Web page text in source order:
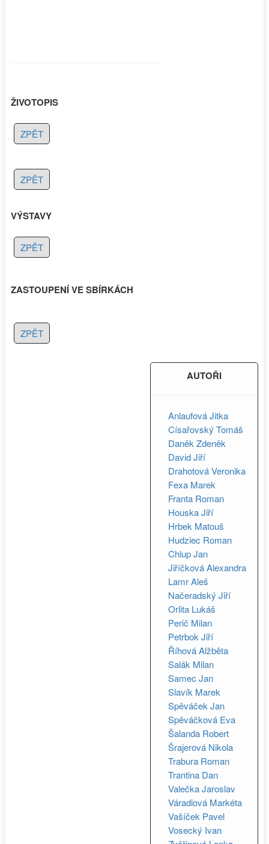
ŽIVOTOPIS
ZPĚT
ZPĚT
VÝSTAVY
ZPĚT
ZASTOUPENÍ VE SBÍRKÁCH
ZPĚT
AUTOŘI
Anlaufová Jitka
Císařovský Tomáš
Daněk Zdeněk
David Jiří
Drahotová Veronika
Fexa Marek
Franta Roman
Houska Jiří
Hrbek Matouš
Hudziec Roman
Chlup Jan
Jiříčková Alexandra
Lamr Aleš
Načeradský Jiří
Orlita Lukáš
Perič Milan
Petrbok Jiří
Říhová Alžběta
Salák Milan
Samec Jan
Slavík Marek
Spěváček Jan
Spěváčková Eva
Šalanda Robert
Šrajerová Nikola
Trabura Roman
Trantina Dan
Valečka Jaroslav
Váradiová Markéta
Vašíček Pavel
Vosecký Ivan